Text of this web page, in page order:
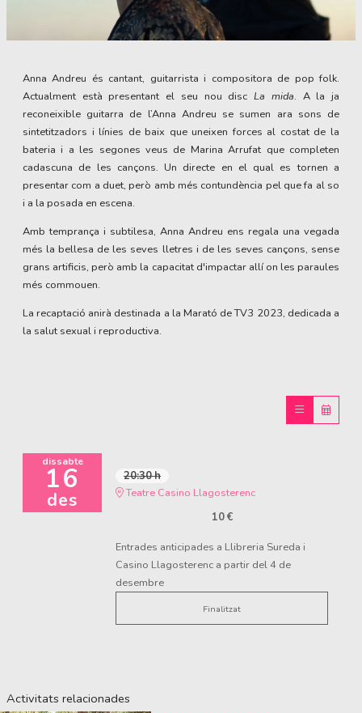
Anna Andreu és cantant, guitarrista i compositora de pop folk.
Actualment està presentant el seu nou discLa mida. A la ja
reconeixible guitarra de l’Anna Andreu se sumen ara sons de
sintetitzadors i línies de baix que uneixen forces al costat de la
bateria i a les segones veus de Marina Arrufat que completen
cadascuna de les cançons. Un directe en el qual es tornen a
presentar com a duet, però amb més contundència pel que fa al so
i a la posada en escena.
Amb temprança i subtilesa, Anna Andreu ens regala una vegada
més la bellesa de les seves lletres i de les seves cançons, sense
grans artificis, però amb la capacitat d'impactar allí on les paraules
més commouen.
La recaptació anirà destinada a la Marató de TV3 2023, dedicada a
la salut sexual i reproductiva.
dissabte
16
des
20:30 h
Teatre Casino Llagosterenc
10 €
Entrades anticipades a Llibreria Sureda i
Casino Llagosterenc a partir del 4 de
desembre
Finalitzat
Activitats relacionades